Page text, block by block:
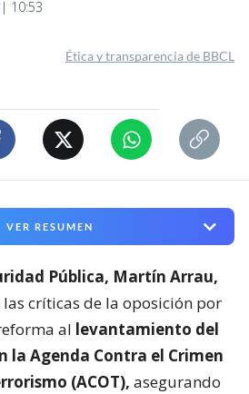
10:53
Ética y transparencia de BBCL
VER RESUMEN
Pública, Martín Arrau,
las críticas de la oposición por
al levantamiento del
la Agenda Contra el Crimen
(ACOT), asegurando